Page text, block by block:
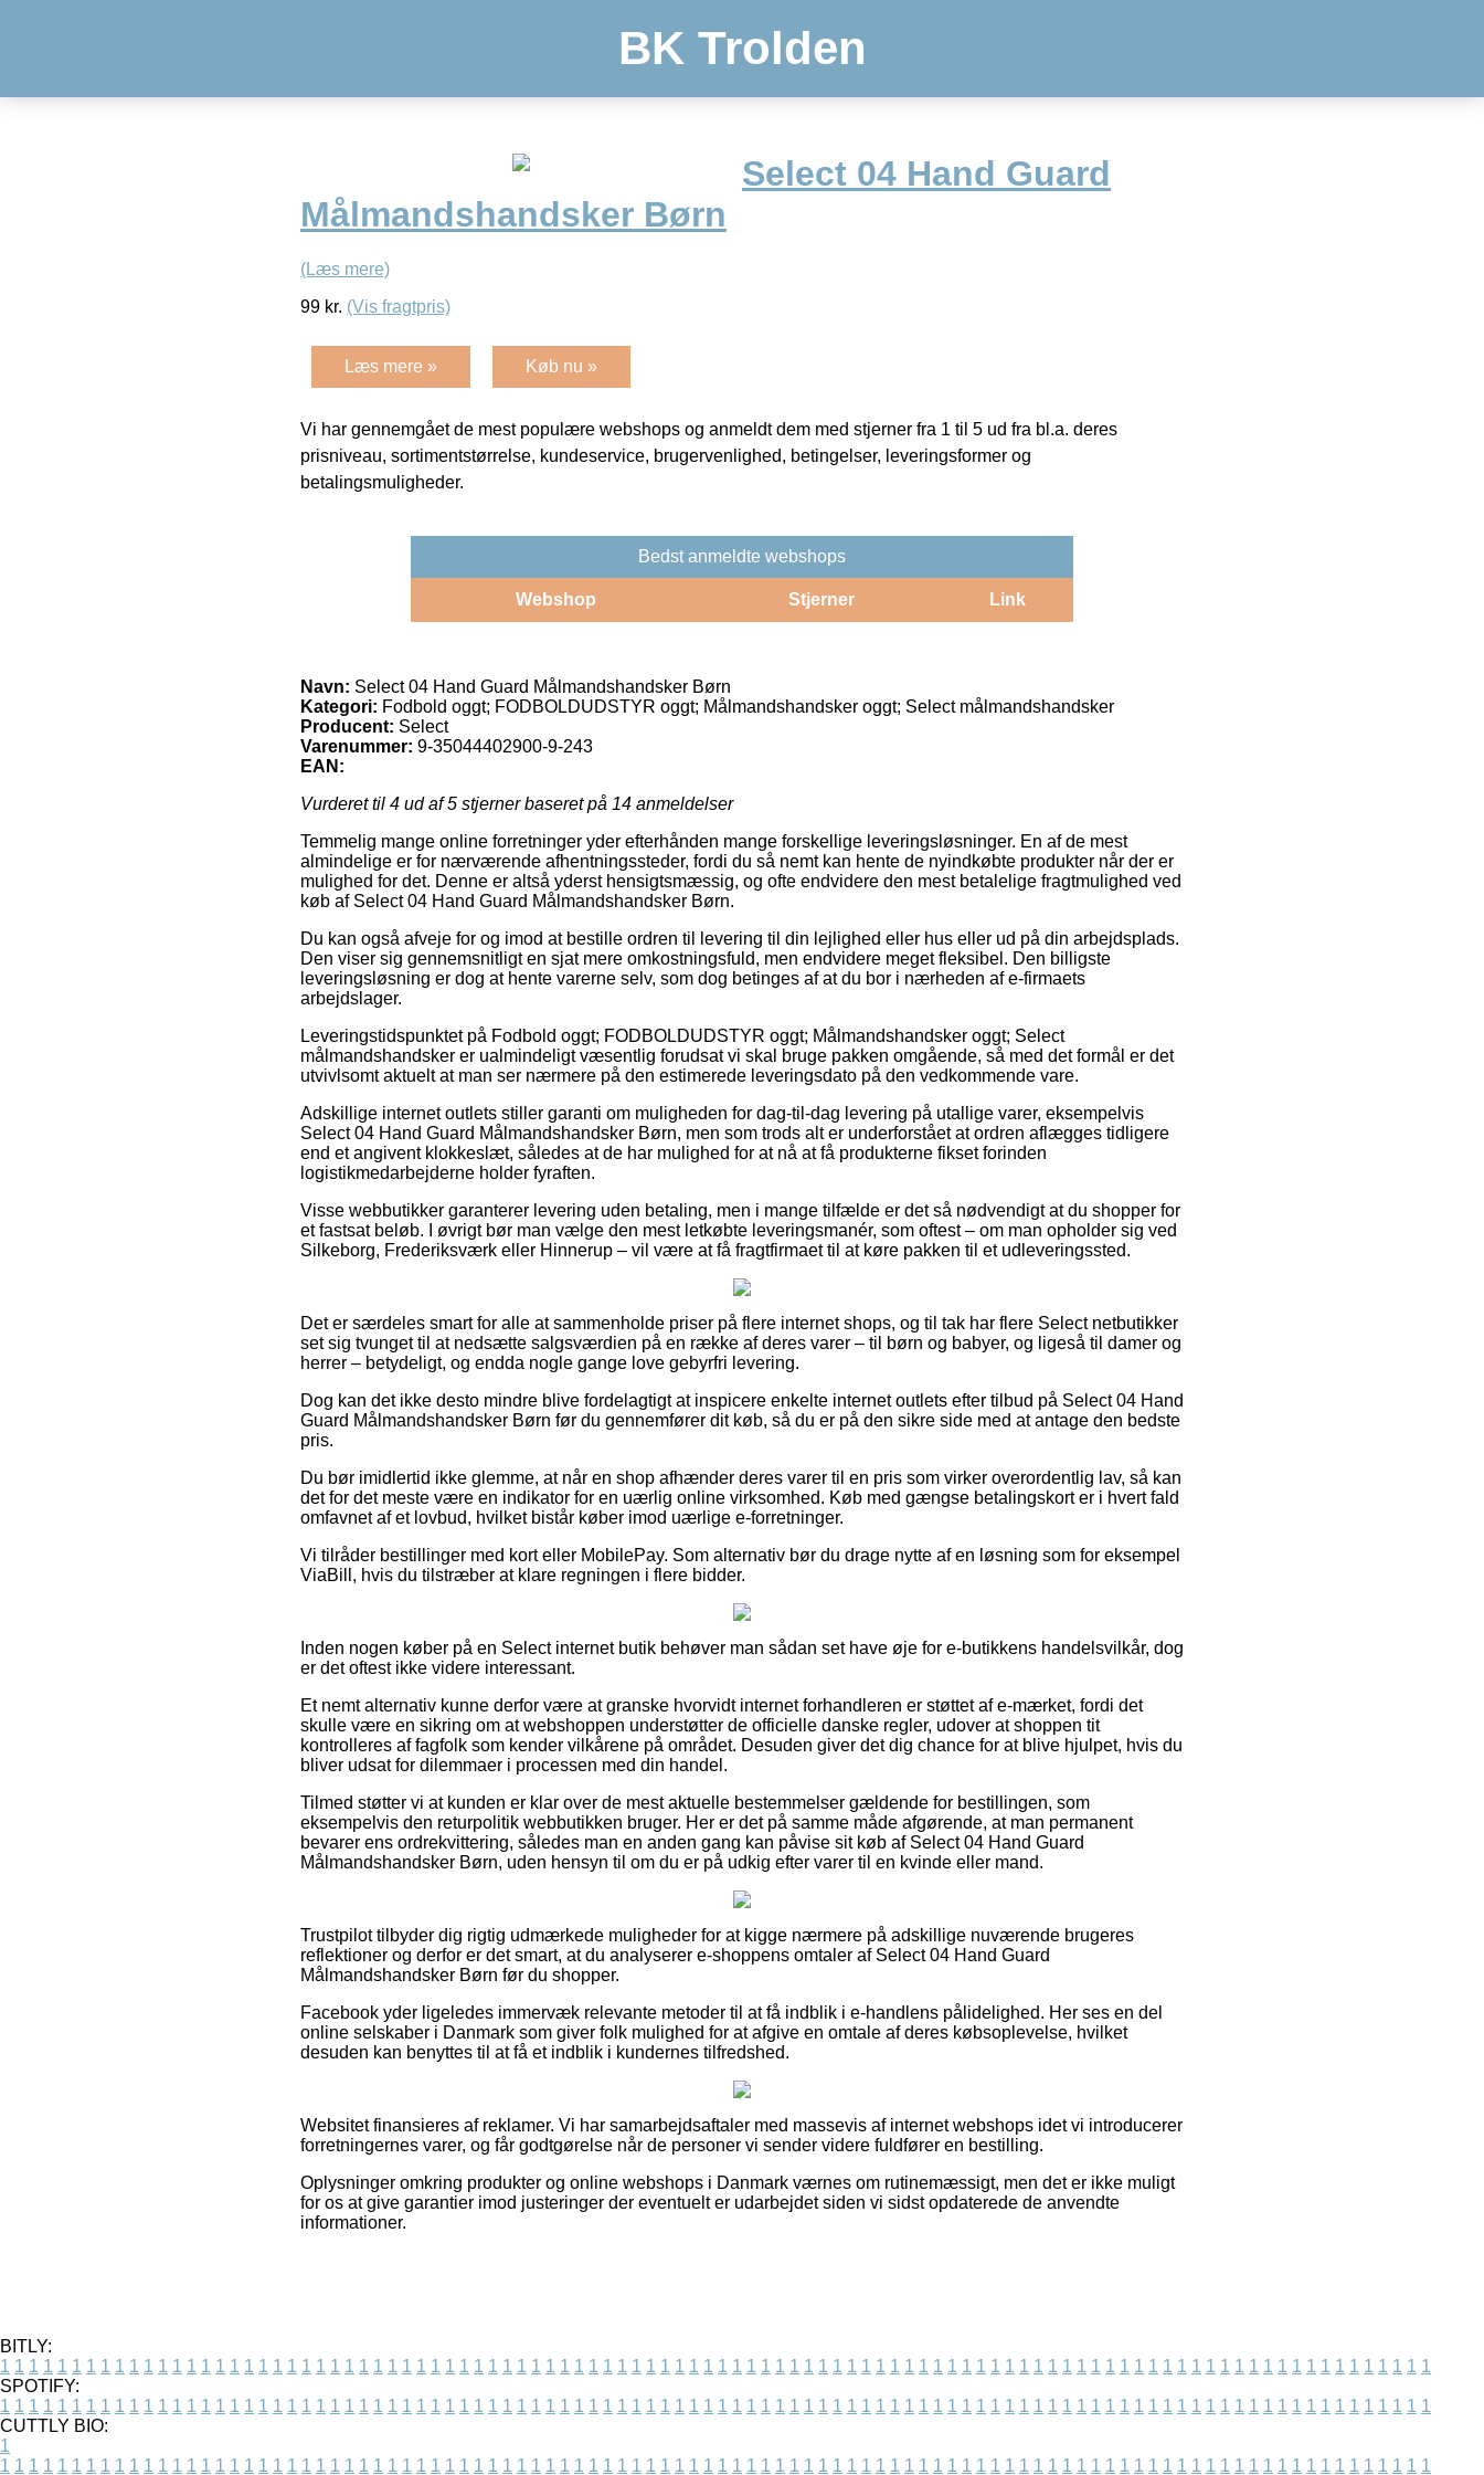
BK Trolden
Select 04 Hand Guard
Målmandshandsker Børn
(Læs mere)
99 kr. (Vis fragtpris)
Læs mere » Køb nu »
Vi har gennemgået de mest populære webshops og anmeldt dem med stjerner fra 1 til 5 ud fra bl.a. deres
prisniveau, sortimentstørrelse, kundeservice, brugervenlighed, betingelser, leveringsformer og
betalingsmuligheder.
Bedst anmeldte webshops
Webshop Stjerner Link
Navn: Select 04 Hand Guard Målmandshandsker Børn
Kategori: Fodbold oggt; FODBOLDUDSTYR oggt; Målmandshandsker oggt; Select målmandshandsker
Producent: Select
Varenummer: 9-35044402900-9-243
EAN:
Vurderet til 4 ud af 5 stjerner baseret på 14 anmeldelser
Temmelig mange online forretninger yder efterhånden mange forskellige leveringsløsninger. En af de mest
almindelige er for nærværende afhentningssteder, fordi du så nemt kan hente de nyindkøbte produkter når der er
mulighed for det. Denne er altså yderst hensigtsmæssig, og ofte endvidere den mest betalelige fragtmulighed ved
køb af Select 04 Hand Guard Målmandshandsker Børn.
Du kan også afveje for og imod at bestille ordren til levering til din lejlighed eller hus eller ud på din arbejdsplads.
Den viser sig gennemsnitligt en sjat mere omkostningsfuld, men endvidere meget fleksibel. Den billigste
leveringsløsning er dog at hente varerne selv, som dog betinges af at du bor i nærheden af e-firmaets
arbejdslager.
Leveringstidspunktet på Fodbold oggt; FODBOLDUDSTYR oggt; Målmandshandsker oggt; Select
målmandshandsker er ualmindeligt væsentlig forudsat vi skal bruge pakken omgående, så med det formål er det
utvivlsomt aktuelt at man ser nærmere på den estimerede leveringsdato på den vedkommende vare.
Adskillige internet outlets stiller garanti om muligheden for dag-til-dag levering på utallige varer, eksempelvis
Select 04 Hand Guard Målmandshandsker Børn, men som trods alt er underforstået at ordren aflægges tidligere
end et angivent klokkeslæt, således at de har mulighed for at nå at få produkterne fikset forinden
logistikmedarbejderne holder fyraften.
Visse webbutikker garanterer levering uden betaling, men i mange tilfælde er det så nødvendigt at du shopper for
et fastsat beløb. I øvrigt bør man vælge den mest letkøbte leveringsmanér, som oftest – om man opholder sig ved
Silkeborg, Frederiksværk eller Hinnerup – vil være at få fragtfirmaet til at køre pakken til et udleveringssted.
Det er særdeles smart for alle at sammenholde priser på flere internet shops, og til tak har flere Select netbutikker
set sig tvunget til at nedsætte salgsværdien på en række af deres varer – til børn og babyer, og ligeså til damer og
herrer – betydeligt, og endda nogle gange love gebyrfri levering.
Dog kan det ikke desto mindre blive fordelagtigt at inspicere enkelte internet outlets efter tilbud på Select 04 Hand
Guard Målmandshandsker Børn før du gennemfører dit køb, så du er på den sikre side med at antage den bedste
pris.
Du bør imidlertid ikke glemme, at når en shop afhænder deres varer til en pris som virker overordentlig lav, så kan
det for det meste være en indikator for en uærlig online virksomhed. Køb med gængse betalingskort er i hvert fald
omfavnet af et lovbud, hvilket bistår køber imod uærlige e-forretninger.
Vi tilråder bestillinger med kort eller MobilePay. Som alternativ bør du drage nytte af en løsning som for eksempel
ViaBill, hvis du tilstræber at klare regningen i flere bidder.
Inden nogen køber på en Select internet butik behøver man sådan set have øje for e-butikkens handelsvilkår, dog
er det oftest ikke videre interessant.
Et nemt alternativ kunne derfor være at granske hvorvidt internet forhandleren er støttet af e-mærket, fordi det
skulle være en sikring om at webshoppen understøtter de officielle danske regler, udover at shoppen tit
kontrolleres af fagfolk som kender vilkårene på området. Desuden giver det dig chance for at blive hjulpet, hvis du
bliver udsat for dilemmaer i processen med din handel.
Tilmed støtter vi at kunden er klar over de mest aktuelle bestemmelser gældende for bestillingen, som
eksempelvis den returpolitik webbutikken bruger. Her er det på samme måde afgørende, at man permanent
bevarer ens ordrekvittering, således man en anden gang kan påvise sit køb af Select 04 Hand Guard
Målmandshandsker Børn, uden hensyn til om du er på udkig efter varer til en kvinde eller mand.
Trustpilot tilbyder dig rigtig udmærkede muligheder for at kigge nærmere på adskillige nuværende brugeres
reflektioner og derfor er det smart, at du analyserer e-shoppens omtaler af Select 04 Hand Guard
Målmandshandsker Børn før du shopper.
Facebook yder ligeledes immervæk relevante metoder til at få indblik i e-handlens pålidelighed. Her ses en del
online selskaber i Danmark som giver folk mulighed for at afgive en omtale af deres købsoplevelse, hvilket
desuden kan benyttes til at få et indblik i kundernes tilfredshed.
Websitet finansieres af reklamer. Vi har samarbejdsaftaler med massevis af internet webshops idet vi introducerer
forretningernes varer, og får godtgørelse når de personer vi sender videre fuldfører en bestilling.
Oplysninger omkring produkter og online webshops i Danmark værnes om rutinemæssigt, men det er ikke muligt
for os at give garantier imod justeringer der eventuelt er udarbejdet siden vi sidst opdaterede de anvendte
informationer.
BITLY:
1 1 1 1 1 1 1 1 1 1 1 1 1 1 1 1 1 1 1 1 1 1 1 1 1 1 1 1 1 1 1 1 1 1 1 1 1 1 1 1 1 1 1 1 1 1 1 1 1 1 1 1 1 1 1 1 1 1 1 1 1 1 1 1 1 1 1 1 1 1 1 1 1 1 1 1 1 1 1 1 1 1 1 1 1 1 1 1 1 1 1 1 1 1 1 1 1 1 1 1
SPOTIFY:
1 1 1 1 1 1 1 1 1 1 1 1 1 1 1 1 1 1 1 1 1 1 1 1 1 1 1 1 1 1 1 1 1 1 1 1 1 1 1 1 1 1 1 1 1 1 1 1 1 1 1 1 1 1 1 1 1 1 1 1 1 1 1 1 1 1 1 1 1 1 1 1 1 1 1 1 1 1 1 1 1 1 1 1 1 1 1 1 1 1 1 1 1 1 1 1 1 1 1 1
CUTTLY BIO:
1
1 1 1 1 1 1 1 1 1 1 1 1 1 1 1 1 1 1 1 1 1 1 1 1 1 1 1 1 1 1 1 1 1 1 1 1 1 1 1 1 1 1 1 1 1 1 1 1 1 1 1 1 1 1 1 1 1 1 1 1 1 1 1 1 1 1 1 1 1 1 1 1 1 1 1 1 1 1 1 1 1 1 1 1 1 1 1 1 1 1 1 1 1 1 1 1 1 1 1 1